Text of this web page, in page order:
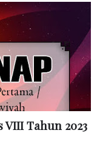
VIII Tahun 2023